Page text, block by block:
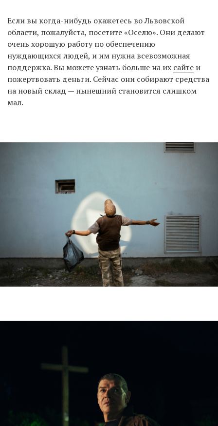
Если вы когда-нибудь окажетесь во Львовской
области, пожалуйста, посетите «Оселю». Они делают
очень хорошую работу по обеспечению
нуждающихся людей, и им нужна всевозможная
поддержка. Вы можете узнать больше на их сайте и
пожертвовать деньги. Сейчас они собирают средства
на новый склад — нынешний становится слишком
мал.